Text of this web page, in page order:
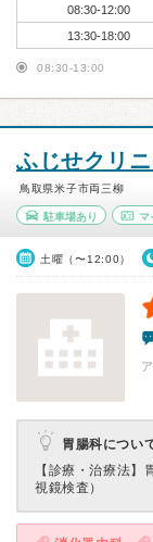
08:30-12:00
13:30-18:00
08:30-13:00
ふじせクリ
鳥取県米子市両三柳
駐車場あり マ
土曜（〜12:00）
胃腸科につい
【診療・治療法】
視鏡検査）